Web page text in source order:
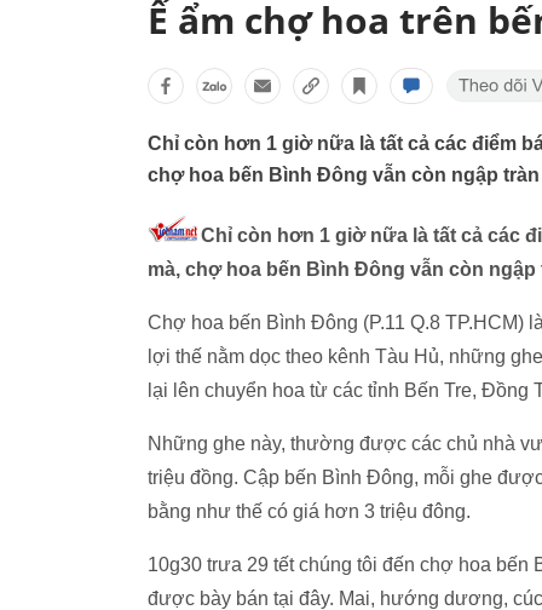
Ế ẩm chợ hoa trên
Chỉ còn hơn 1 giờ nữa là tất cả các điểm
chợ hoa bến Bình Đông vẫn còn ngập
Chỉ còn hơn 1 giờ nữa là tất cả các
mà, chợ hoa bến Bình Đông vẫn còn ngập
Chợ hoa bến Bình Đông (P.11 Q.8 TP.HCM)
lợi thế nằm dọc theo kênh Tàu Hủ, những
lại lên chuyển hoa từ các tỉnh Bến Tre, Đồng
Những ghe này, thường được các chủ nhà
triệu đồng. Cập bến Bình Đông, mỗi ghe
bằng như thế có giá hơn 3 triệu đông.
10g30 trưa 29 tết chúng tôi đến chợ hoa
được bày bán tại đây. Mai, hướng dương,